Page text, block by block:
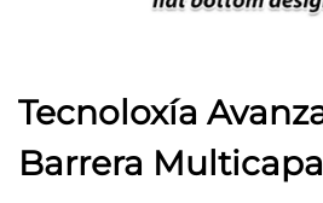
Tecnoloxía
Barrera Multicapa